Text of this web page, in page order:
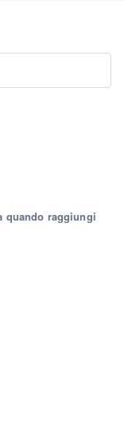
quando raggiungi